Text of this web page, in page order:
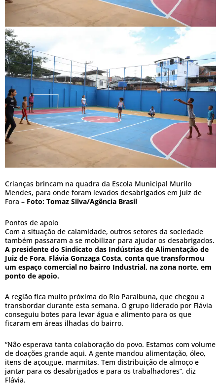
Crianças brincam na quadra da Escola Municipal Murilo
Mendes, para onde foram levados desabrigados em Juiz de
Fora – Foto: Tomaz Silva/Agência Brasil
Pontos de apoio
Com a situação de calamidade, outros setores da sociedade
também passaram a se mobilizar para ajudar os desabrigados.
A presidente do Sindicato das Indústrias de Alimentação de
Juiz de Fora, Flávia Gonzaga Costa, conta que transformou
um espaço comercial no bairro Industrial, na zona norte, em
ponto de apoio.
A região fica muito próxima do Rio Paraibuna, que chegou a
transbordar durante esta semana. O grupo liderado por Flávia
conseguiu botes para levar água e alimento para os que
ficaram em áreas ilhadas do bairro.
“Não esperava tanta colaboração do povo. Estamos com volume
de doações grande aqui. A gente mandou alimentação, óleo,
itens de açougue, marmitas. Tem distribuição de almoço e
jantar para os desabrigados e para os trabalhadores”, diz
Flávia.